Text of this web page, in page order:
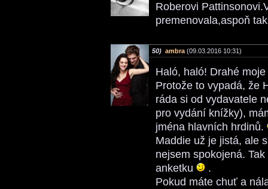
Roberovi
premenovala,aspoň
50) ambra (09.03.2016 10:31)
Haló, haló! Drahé
Protože to vypadá, že
ráda si od vydavatele
pro vydání knížky),
jména hlavních hrdinů.
Maddie už je jistá, ale
nejsem spokojená.
anketku
.
Pokud máte chuť a